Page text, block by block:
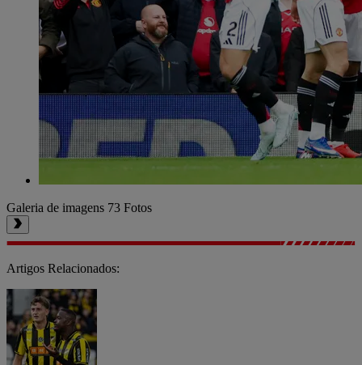
Galeria de imagens 73 Fotos
Artigos Relacionados: